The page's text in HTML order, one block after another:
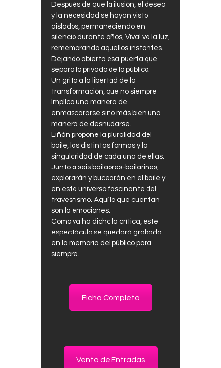
Después de que la ilusión, el deseo
y la necesidad se hayan visto
aislados, permaneciendo en
silencio durante años, Viva! ve la luz,
rememorando aquellos instantes.
Dejando abierta esa puerta que
separa lo privado de lo público.
Un grito a la libertad de la
transformación, que no siempre
implica una manera de
enmascararse sino más bien una
manera de desnudarse.
Liñán propone la pluralidad del
baile, las distintas formas y la
singularidad de cada una de ellas.
Junto a seis bailaores-bailarines,
explorarán y bucearán en el baile y
en este universo fascinante del
travestismo. Aquí lo que cuentan
son la emociones.
Como ya ha dicho la crítica, este
espectáculo se quedará grabado
en la memoria del público para
siempre.
Ficha Completa
Venta de Entradas